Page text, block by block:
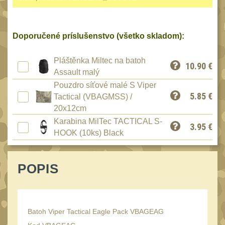
objednávky
BRAŠNY A TAŠKY
Brašny50
Univerzalní tašky 62
Speciální přepravní
Ledvinky 59
Duffle bagy25
Hydratační vaky
Odhazováky
Speciální pouzdra II 33
Doporučené príslušenstvo (všetko skladom):
Pláštěnka Miltec na batoh
Assault malý
10.90 €
Pouzdro síťové malé S Viper
Tactical (VBAGMSS) /
20x12cm
5.85 €
Karabina MilTec TACTICAL S-
HOOK (10ks) Black
3.95 €
POPIS
Batoh Viper Tactical Eagle Pack VBAGEAG